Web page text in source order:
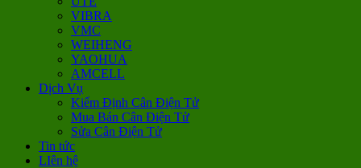
VIBRA
VMC
WEIHENG
YAOHUA
AMCELL
Dịch Vụ
Kiểm Định Cân Điện Tử
Mua Bán Cân Điện Tử
Sửa Cân Điện Tử
Tin tức
LIên hệ